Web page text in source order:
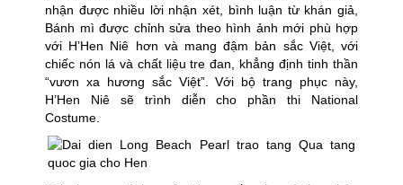
nhận được nhiều lời nhận xét, bình luận từ khán giả,
Bánh mì được chỉnh sửa theo hình ảnh mới phù hợp
với H’Hen Niê hơn và mang đậm bản sắc Việt, với
chiếc nón lá và chất liệu tre đan, khẳng định tinh thần
“vươn xa hương sắc Việt”. Với bộ trang phục này,
H’Hen Niê sẽ trình diễn cho phần thi National
Costume.